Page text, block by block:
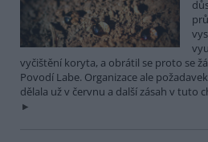
vyčištění koryta, a obrátil se proto se
Povodí Labe. Organizace ale
dělala už v červnu a další zásah v tuto